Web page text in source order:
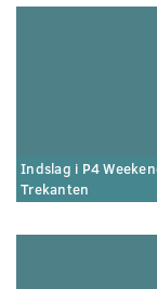
Indslag i P4
Trekanten